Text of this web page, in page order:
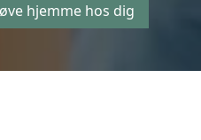
hjemme hos dig